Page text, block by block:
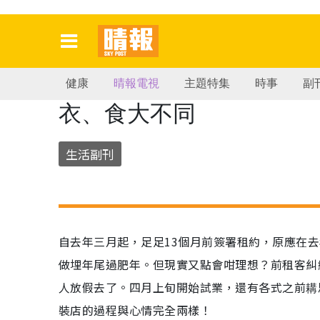
健康 晴報電視 主題特集 時事 副
衣、食大不同
生活副刊
自去年三月起，足足13個月前簽署租約，原應在
做埋年尾過肥年。但現實又點會咁理想？前租客
人放假去了。四月上旬開始試業，還有各式之前
裝店的過程與心情完全兩樣！